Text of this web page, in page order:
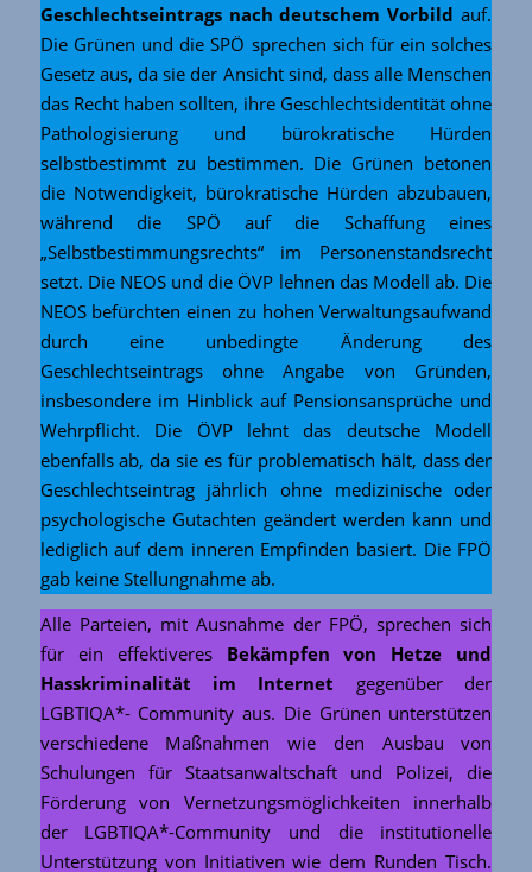
Geschlechtseintrags nach deutschem Vorbildauf.
Die Grünen und die SPÖ sprechen sich für ein solches
Gesetz aus, da sie der Ansicht sind, dass alle Menschen
das Recht haben sollten, ihre Geschlechtsidentität ohne
Pathologisierung und bürokratische Hürden
selbstbestimmt zu bestimmen. Die Grünen betonen
die Notwendigkeit, bürokratische Hürden abzubauen,
während die SPÖ auf die Schaffung eines
„Selbstbestimmungsrechts“ im Personenstandsrecht
setzt. Die NEOS und die ÖVP lehnen das Modell ab. Die
NEOS befürchten einen zu hohen Verwaltungsaufwand
durch eine unbedingte Änderung des
Geschlechtseintrags ohne Angabe von Gründen,
insbesondere im Hinblick auf Pensionsansprüche und
Wehrpflicht. Die ÖVP lehnt das deutsche Modell
ebenfalls ab, da sie es für problematisch hält, dass der
Geschlechtseintrag jährlich ohne medizinische oder
psychologische Gutachten geändert werden kann und
lediglich auf dem inneren Empfinden basiert. Die FPÖ
gab keine Stellungnahme ab.
Alle Parteien, mit Ausnahme der FPÖ, sprechen sich
für ein effektiveres Bekämpfen von Hetze und
Hasskriminalität im Internet gegenüber der
LGBTIQA*- Community aus. Die Grünen unterstützen
verschiedene Maßnahmen wie den Ausbau von
Schulungen für Staatsanwaltschaft und Polizei, die
Förderung von Vernetzungsmöglichkeiten innerhalb
der LGBTIQA*-Community und die institutionelle
Unterstützung von Initiativen wie dem Runden Tisch.